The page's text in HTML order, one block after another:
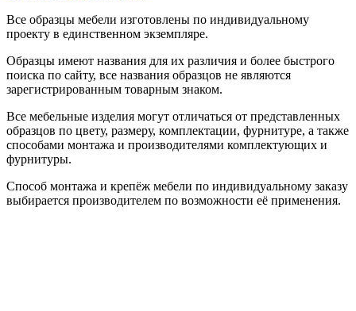
Все образцы мебели изготовлены по индивидуальному
проекту в единственном экземпляре.
Образцы имеют названия для их различия и более быстрого
поиска по сайту, все названия образцов не являются
зарегистрированным товарным знаком.
Все мебельные изделия могут отличаться от представленных
образцов по цвету, размеру, комплектации, фурнитуре, а также
способами монтажа и производителями комплектующих и
фурнитуры.
Способ монтажа и крепёж мебели по индивидуальному заказу
выбирается производителем по возможности её применения.